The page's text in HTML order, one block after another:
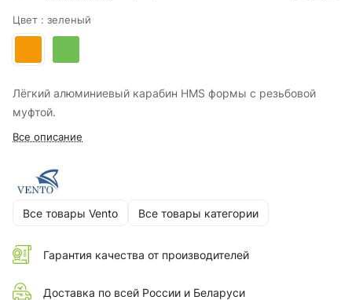
Цвет : зеленый
Лёгкий алюминиевый карабин HMS формы с резьбовой
муфтой.
Все описание
Все товары Vento Все товары категории
Гарантия качества от производителей
Доставка по всей России и Беларуси